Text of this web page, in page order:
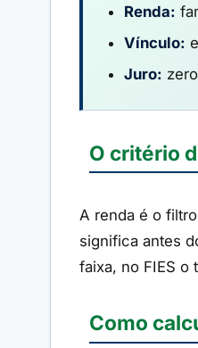
Renda:
Vínculo:
Juro:
O critério
A renda é o
significa antes
faixa, no FIES o
Como